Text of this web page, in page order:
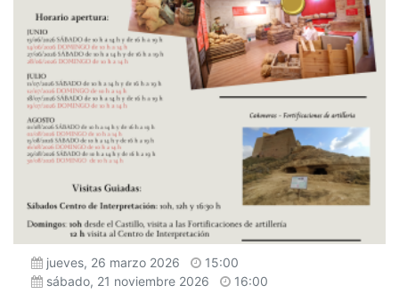
jueves, 26 marzo 2026
15:00
sábado, 21 noviembre 2026
16:00